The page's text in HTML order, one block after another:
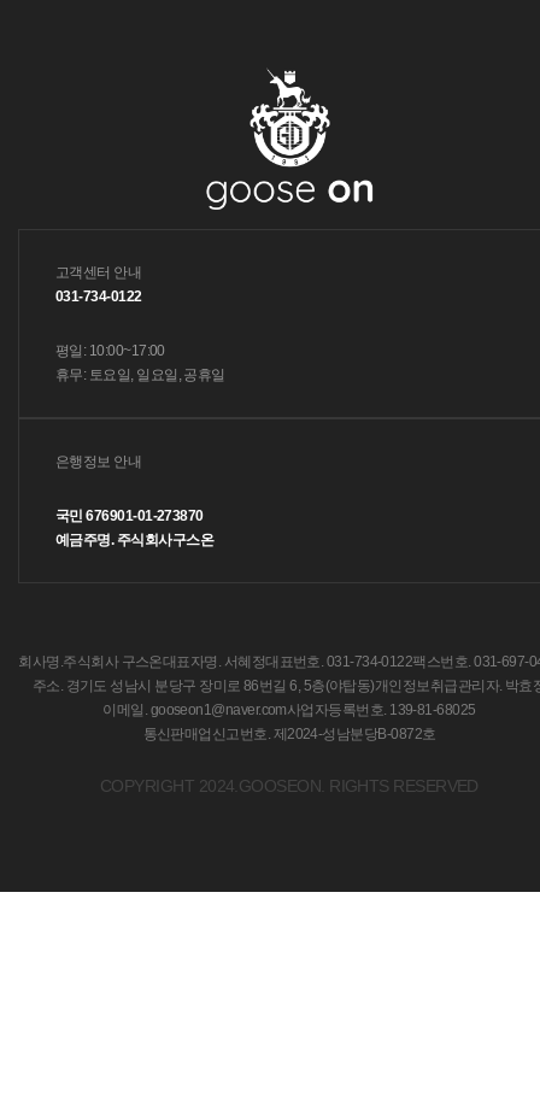
고객센터 안내
031-734-0122
평일: 10:00~17:00
휴무: 토요일, 일요일, 공휴일
은행정보 안내
국민 676901-01-273870
예금주명. 주식회사구스온
회사명.주식회사 구스온대표자명. 서혜정대표번호. 031-734-0122팩스번호. 031-697-
주소. 경기도 성남시 분당구 장미로 86번길 6, 5층(야탑동)개인정보취급관리자. 박효
이메일. gooseon1@naver.com사업자등록번호. 139-81-68025
통신판매업신고번호. 제2024-성남분당B-0872호
COPYRIGHT 2024.GOOSEON. RIGHTS RESERVED